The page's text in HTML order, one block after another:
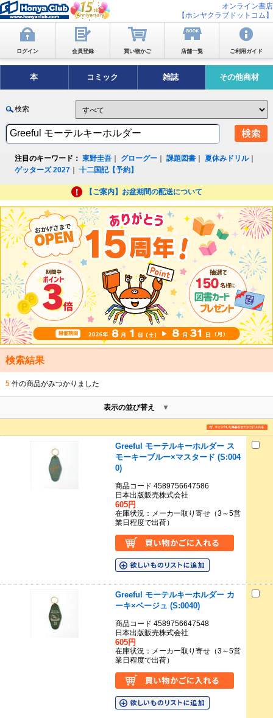
オンライン書店
【ホンヤクラブドットコム】
ログイン 会員登録 買い物かご 店舗一覧 ご利用ガイド
本 コミック 雑誌 その他商材
検索
注目のキーワード： 東野圭吾 グローグー ｜課題図書 ｜夏休みドリル｜
ゲッターズ 2027 ｜十二国記【予約】
【ご案内】お盆期間の配送について
検索結果
5件の商品がみつかりました
表示の並び替え
Greeful モーテルキーホルダー ス
モーキーブルー×マスタード (S:004
0)
商品コード 4589756647586
日本出版販売株式会社
605円
在庫状況：メーカー取り寄せ（3～5営
業日程度で出荷）
Greeful モーテルキーホルダー カ
ーキ×ベージュ (S:0040)
商品コード 4589756647548
日本出版販売株式会社
605円
在庫状況：メーカー取り寄せ（3～5営
業日程度で出荷）